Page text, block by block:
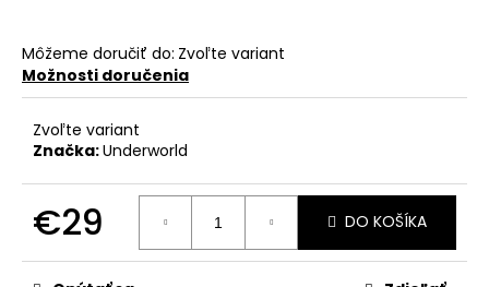
Môžeme doručiť do: Zvoľte variant
Možnosti doručenia
Zvoľte variant
Značka:Underworld
€29
cena:
DO KOŠÍKA